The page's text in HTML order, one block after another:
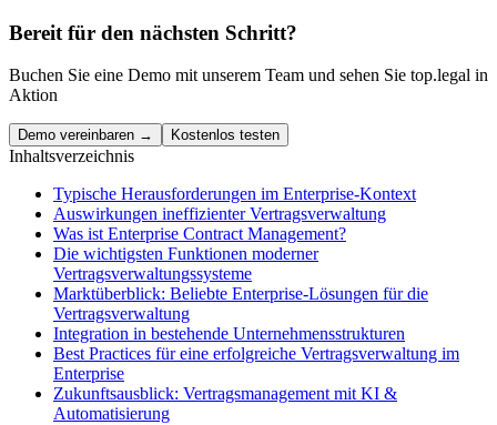
Bereit für den nächsten Schritt?
Buchen Sie eine Demo mit unserem Team und sehen Sie top.legal in
Aktion
Demo vereinbaren → Kostenlos testen
Inhaltsverzeichnis
Typische Herausforderungen im Enterprise-Kontext
Auswirkungen ineffizienter Vertragsverwaltung
Was ist Enterprise Contract Management?
Die wichtigsten Funktionen moderner
Vertragsverwaltungssysteme
Marktüberblick: Beliebte Enterprise-Lösungen für die
Vertragsverwaltung
Integration in bestehende Unternehmensstrukturen
Best Practices für eine erfolgreiche Vertragsverwaltung im
Enterprise
Zukunftsausblick: Vertragsmanagement mit KI &
Automatisierung